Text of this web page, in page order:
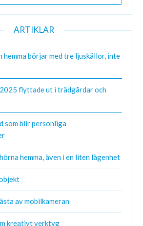
ARTIKLAR
hemma börjar med tre ljuskällor, inte
flyttade ut i trädgårdar och
som blir personliga
hemma, även i en liten lägenhet
av mobilkameran
kreativt verktyg